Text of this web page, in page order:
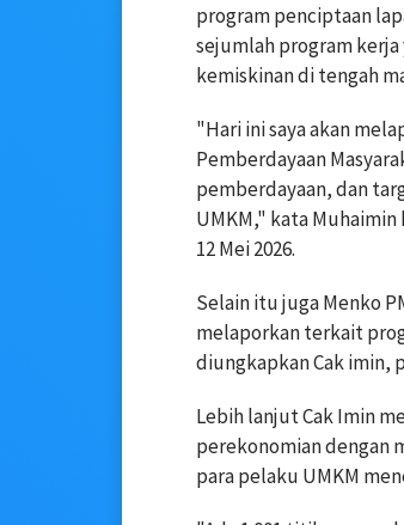
program penciptaan
sejumlah program
kemiskinan di tengah
"Hari ini saya akan
Pemberdayaan
pemberdayaan, dan
UMKM," kata
12 Mei 2026.
Selain itu juga Menko
melaporkan terkait
diungkapkan Cak imin,
Lebih lanjut Cak Imin
perekonomian dengan
para pelaku UMKM